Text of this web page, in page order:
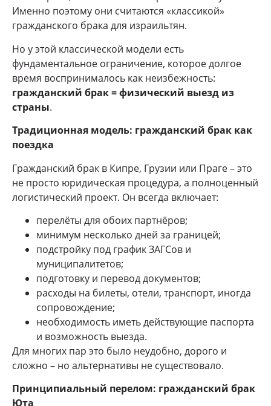
Именно поэтому они считаются «классикой»
гражданского брака для израильтян.
Но у этой классической модели есть
фундаментальное ограничение, которое долгое
время воспринималось как неизбежность:
гражданский брак = физический выезд из
страны.
Традиционная модель: гражданский брак как
поездка
Гражданский брак в Кипре, Грузии или Праге – это
не просто юридическая процедура, а полноценный
логистический проект. Он всегда включает:
перелёты для обоих партнёров;
минимум несколько дней за границей;
подстройку под график ЗАГСов и
муниципалитетов;
подготовку и перевод документов;
расходы на билеты, отели, транспорт, иногда
сопровождение;
необходимость иметь действующие паспорта
и возможность выезда.
Для многих пар это было неудобно, дорого и
сложно – но альтернативы не существовало.
Принципиальный перелом: гражданский брак
Юта